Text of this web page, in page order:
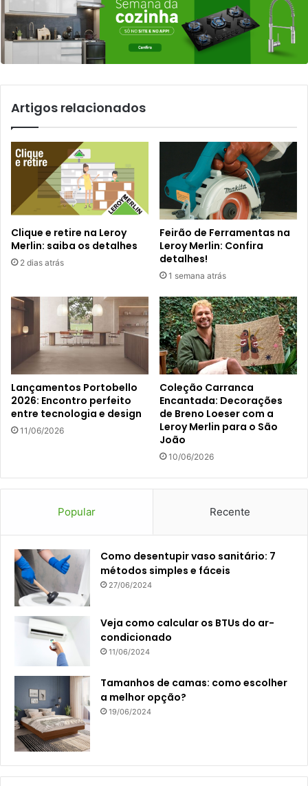
Artigos relacionados
Clique e retire na Leroy
Merlin: saiba os detalhes
2 dias atrás
Feirão de Ferramentas na
Leroy Merlin: Confira
detalhes!
1 semana atrás
Lançamentos Portobello
2026: Encontro perfeito
entre tecnologia e design
11/06/2026
Coleção Carranca
Encantada: Decorações
de Breno Loeser com a
Leroy Merlin para o São
João
10/06/2026
Popular Recente
Como desentupir vaso sanitário: 7
métodos simples e fáceis
27/06/2024
Veja como calcular os BTUs do ar-
condicionado
11/06/2024
Tamanhos de camas: como escolher
a melhor opção?
19/06/2024